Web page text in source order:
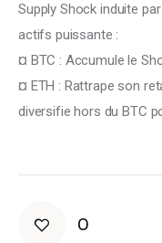
Supply Shock induite
actifs puissante :
¤ BTC : Accumule le
¤ ETH : Rattrape son
diversifie hors du BTC
0